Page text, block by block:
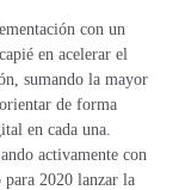
con un
en acelerar el
sumando la mayor
de forma
en cada una.
activamente con
2020 lanzar la